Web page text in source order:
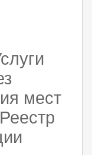
мест